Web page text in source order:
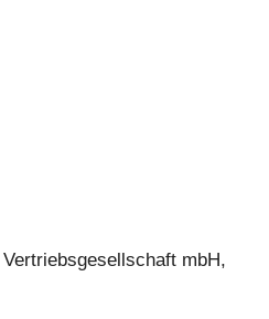
mbH,